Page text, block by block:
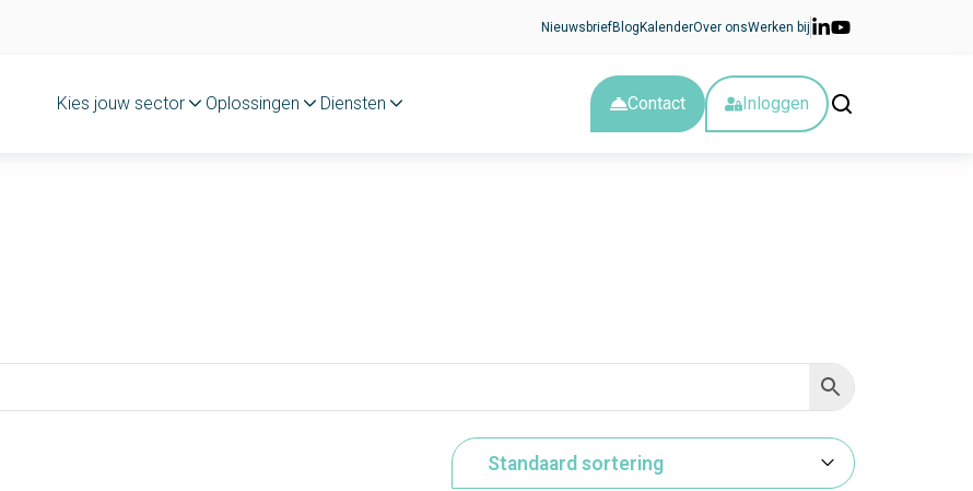
NieuwsbriefBlog KalenderOver onsWerken bij
Kies jouw sector Oplossingen Diensten Contact Inloggen